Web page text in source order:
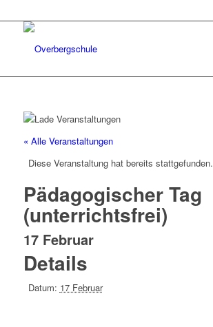
« Alle Veranstaltungen
Diese Veranstaltung hat bereits stattgefunden.
Pädagogischer Tag
(unterrichtsfrei)
17 Februar
Details
Datum: 17 Februar